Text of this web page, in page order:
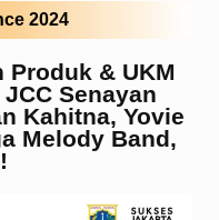
2024
Produk & UKM
Senayan
Kahitna, Yovie
Melody Band,